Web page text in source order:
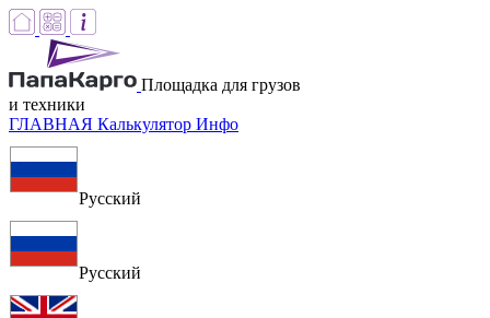
Площадка для грузов
и техники
ГЛАВНАЯ Калькулятор Инфо
Русский
Русский